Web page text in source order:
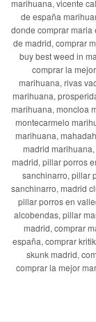
marihuana, vicente
de españa
donde comprar maria
de madrid, comprar
buy best weed in
comprar la
marihuana, rivas
marihuana,
marihuana, moncloa
montecarmelo
marihuana,
madrid
madrid, pillar porros
sanchinarro, pillar
sanchinarro, madrid
pillar porros en
alcobendas, pillar
madrid, comprar
españa, comprar
skunk madrid,
comprar la mejor